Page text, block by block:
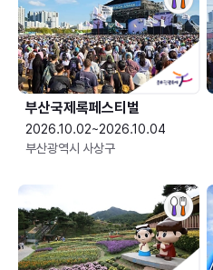
부산국제록페스티벌
2026.10.02~2026.10.04
부산광역시 사상구